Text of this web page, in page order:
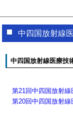
中四国放射線
中四国放射線医療技
第21回中四国放射
第20回中四国放射